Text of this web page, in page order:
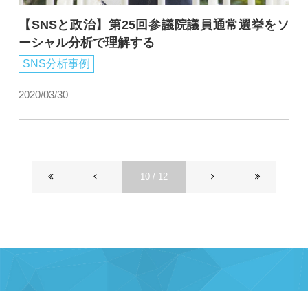
【SNSと政治】第25回参議院議員通常選挙をソ
ーシャル分析で理解する
SNS分析事例
2020/03/30
10 / 12